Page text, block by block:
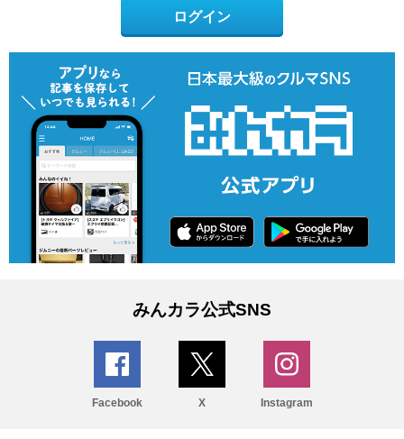
ログイン
みんカラ公式SNS
Facebook X Instagram